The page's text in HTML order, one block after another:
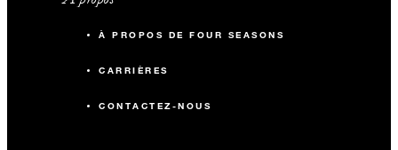
À PROPOS DE FOUR SEASONS
CARRIÈRES
CONTACTEZ-NOUS